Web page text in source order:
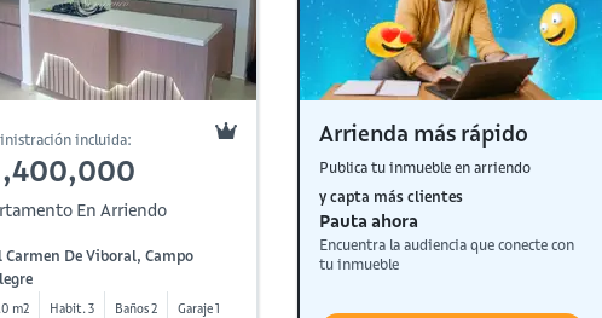
incluida:
En Arriendo
Carmen De Viboral, Campo
m2 Habit. 3 Baños 2 Garaje 1
Arrienda más rápido
Publica tu inmueble en arriendo
y capta más clientes
Pauta ahora
Encuentra la audiencia que conecte con
tu inmueble